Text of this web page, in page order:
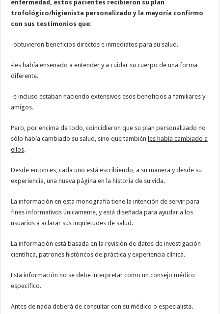
enfermedad, estos pacientes recibieron su plan
trofológico/higienista personalizado y la mayoría confirmo
con sus testimonios que:
-obtuvieron beneficios directos e inmediatos para su salud.
-les había enseñado a entender y a cuidar su cuerpo de una forma
diferente.
-e incluso estaban haciendo extensivos esos beneficios a familiares y
amigos.
Pero, por encima de todo, coincidieron que su plan personalizado no
sólo había cambiado su salud, sino que también les había cambiado a
ellos.
Desde entonces, cada uno está escribiendo, a su manera y desde su
experiencia, una nueva página en la historia de su vida.
La información en esta monografía tiene la intención de servir para
fines informativos únicamente, y está diseñada para ayudar a los
usuarios a aclarar sus inquietudes de salud.
La información está basada en la revisión de datos de investigación
científica, patrones históricos de práctica y experiencia clínica.
Esta información no se debe interpretar como un consejo médico
especifico.
Antes de nada deberá de consultar con su médico o especialista.